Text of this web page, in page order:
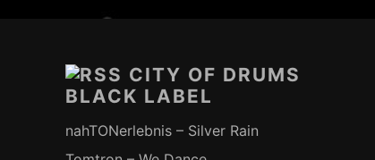
CITY OF DRUMS
BLACK LABEL
nahTONerlebnis – Silver Rain